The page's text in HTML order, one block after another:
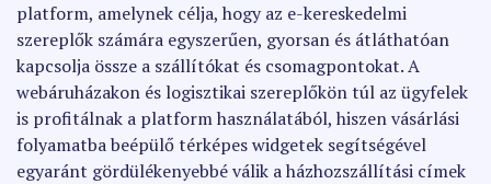
platform, amelynek célja, hogy az e-kereskedelmi
szereplők számára egyszerűen, gyorsan és átláthatóan
kapcsolja össze a szállítókat és csomagpontokat. A
webáruházakon és logisztikai szereplőkön túl az ügyfelek
is profitálnak a platform használatából, hiszen vásárlási
folyamatba beépülő térképes widgetek segítségével
egyaránt gördülékenyebbé válik a házhozszállítási címek